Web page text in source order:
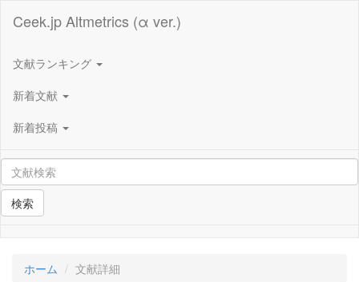
Ceek.jp Altmetrics (α ver.)
文献ランキング
新着文献
新着投稿
検索
ホーム 文献詳細